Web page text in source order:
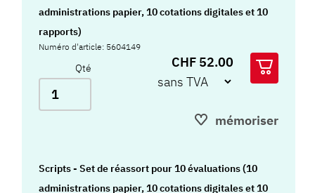
administrations papier, 10 cotations digitales et 10
rapports)
Numéro d'article: 5604149
Qté CHF 52.00
mémoriser
Scripts - Set de réassort pour 10 évaluations (10
administrations papier, 10 cotations digitales et 10